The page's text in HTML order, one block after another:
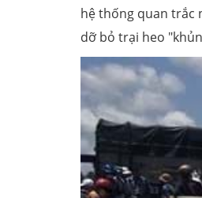
hệ thống quan trắc
dỡ bỏ trại heo